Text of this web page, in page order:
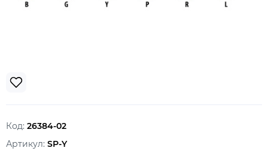
Код: 26384-02
Артикул: SP-Y